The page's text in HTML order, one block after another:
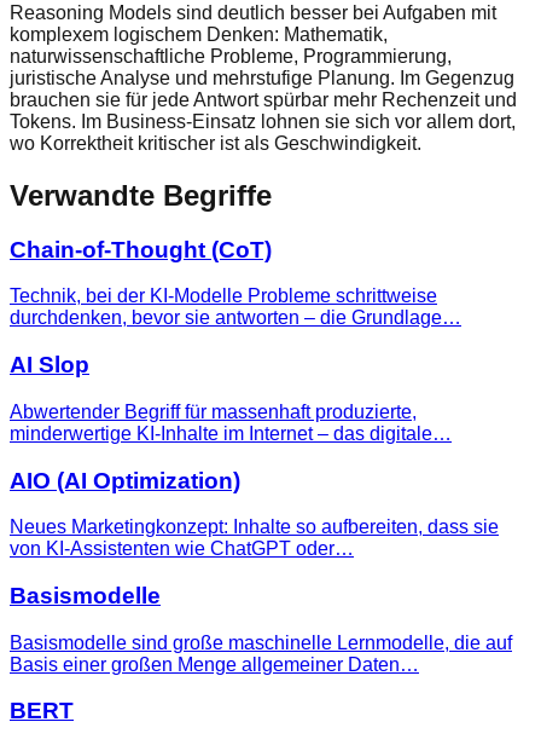
Reasoning Models sind deutlich besser bei Aufgaben mit
komplexem logischem Denken: Mathematik,
naturwissenschaftliche Probleme, Programmierung,
juristische Analyse und mehrstufige Planung. Im Gegenzug
brauchen sie für jede Antwort spürbar mehr Rechenzeit und
Tokens. Im Business-Einsatz lohnen sie sich vor allem dort,
wo Korrektheit kritischer ist als Geschwindigkeit.
Verwandte Begriffe
Chain-of-Thought (CoT)
Technik, bei der KI-Modelle Probleme schrittweise
durchdenken, bevor sie antworten – die Grundlage…
AI Slop
Abwertender Begriff für massenhaft produzierte,
minderwertige KI-Inhalte im Internet – das digitale…
AIO (AI Optimization)
Neues Marketingkonzept: Inhalte so aufbereiten, dass sie
von KI-Assistenten wie ChatGPT oder…
Basismodelle
Basismodelle sind große maschinelle Lernmodelle, die auf
Basis einer großen Menge allgemeiner Daten…
BERT